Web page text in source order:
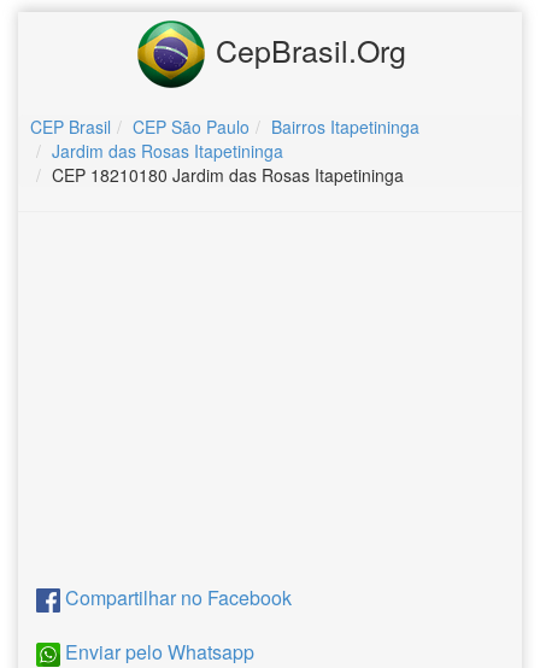
CepBrasil.Org
CEP Brasil CEP São Paulo
Bairros Itapetininga
Jardim das Rosas Itapetininga
CEP 18210180 Jardim das Rosas Itapetininga
Compartilhar no Facebook
Enviar pelo Whatsapp